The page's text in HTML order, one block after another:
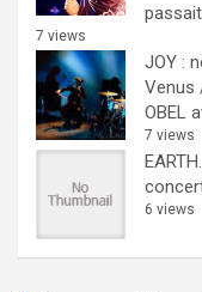
7 views
JOY :
Venus
OBEL
7 views
6 views